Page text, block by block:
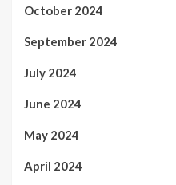
October 2024
September 2024
July 2024
June 2024
May 2024
April 2024